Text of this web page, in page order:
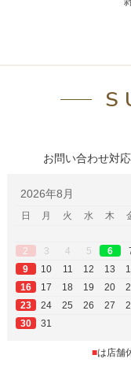
お問い合わせ対
2026年8月
日 月 火 水 木
2
3 4 5 6
9
10 11 12 13
16
17 18 19 20
23
24 25 26 27
30
31
■は店舗